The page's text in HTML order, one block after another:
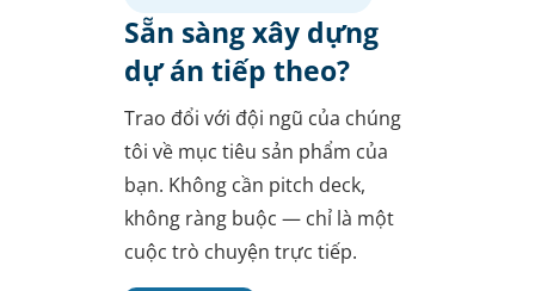
Sẵn sàng xây dựng
dự án tiếp theo?
Trao đổi với đội ngũ của chúng
tôi về mục tiêu sản phẩm của
bạn. Không cần pitch deck,
không ràng buộc — chỉ là một
cuộc trò chuyện trực tiếp.